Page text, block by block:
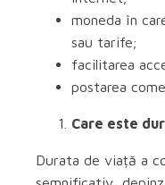
moneda în
sau tarife;
facilitarea
postarea
Care este
Durata de viață a